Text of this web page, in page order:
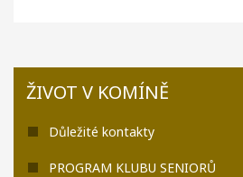
ŽIVOT V KOMÍNĚ
Důležité kontakty
PROGRAM KLUBU SENIORŮ